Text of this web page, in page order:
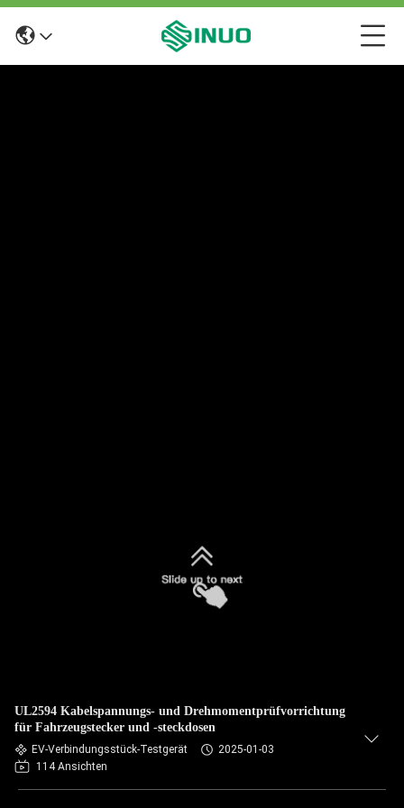
UL2594 Kabelspannungs- und Drehmomentprüfvorrichtung
für Fahrzeugstecker und -steckdosen
EV-Verbindungsstück-Testgerät
2025-01-03
114 Ansichten